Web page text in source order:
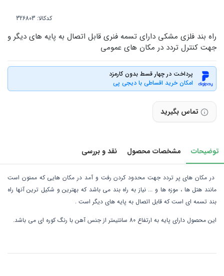
کدکالا:
راه بند فلزی مشکی دارای تسمه فنری قابل اتصال به پایه های دیگر و
جهت کنترل تردد در مکان های عمومی
پرداخت در چهار قسط بدون کارمزد
امکان خرید اقساطی با دیجی پی
تماس بگیرید
توضیحات مشخصات محصول نقد و بررسی
در مکان های پر تردد جهت محدود کردن رفت و آمد در مکان هایی که ممنون است
مانند هتل ها ، موزه ها و ... نیاز به راه بند می باشد که بهترین و شکیل ترین آنها راه
بند تسمه ای است که قابل اتصال به پایه های دیگر است .
این محصول دارای پایه به ارتفاع 80 سانتیمتر از جنس آهن با رنگ کوره ای می باشد.